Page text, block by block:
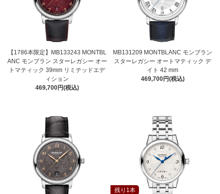
【1786本限定】MB133243 MONTBL
ANC モンブラン スターレガシー オー
トマティック 39mm リミテッドエデ
ィション
469,700円(税込)
MB131209 MONTBLANC モンブラン
スターレガシー オートマティック デ
イト 42 mm
469,700円(税込)
残り1本